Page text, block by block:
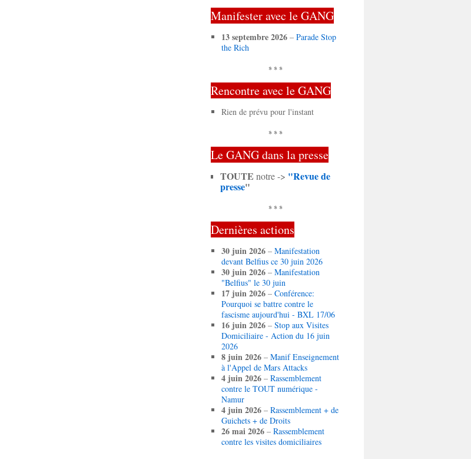
Manifester avec le GANG
13 septembre 2026 –Parade Stop
the Rich
* * *
Rencontre avec le GANG
Rien de prévu pour l'instant
* * *
Le GANG dans la presse
TOUTE notre -> "Revue de
presse"
* * *
Dernières actions
30 juin 2026 –Manifestation
devant Belfius ce 30 juin 2026
30 juin 2026 –Manifestation
"Belfius" le 30 juin
17 juin 2026 –Conférence:
Pourquoi se battre contre le
fascisme aujourd'hui - BXL 17/06
16 juin 2026 –Stop aux Visites
Domiciliaire - Action du 16 juin
2026
8 juin 2026 –Manif Enseignement
à l'Appel de Mars Attacks
4 juin 2026 –Rassemblement
contre le TOUT numérique -
Namur
4 juin 2026 –Rassemblement + de
Guichets + de Droits
26 mai 2026 –Rassemblement
contre les visites domiciliaires